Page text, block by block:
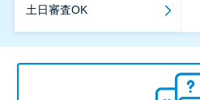
土日審査OK